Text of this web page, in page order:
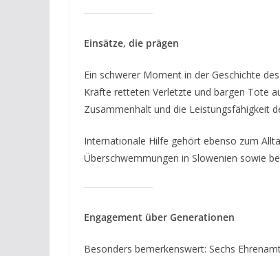
Einsätze, die prägen
Ein schwerer Moment in der Geschichte
Kräfte retteten Verletzte und bargen Tote
Zusammenhalt und die Leistungsfähigkeit
Internationale Hilfe gehört ebenso zum
Überschwemmungen in Slowenien sowie
Engagement über Generationen
Besonders bemerkenswert: Sechs